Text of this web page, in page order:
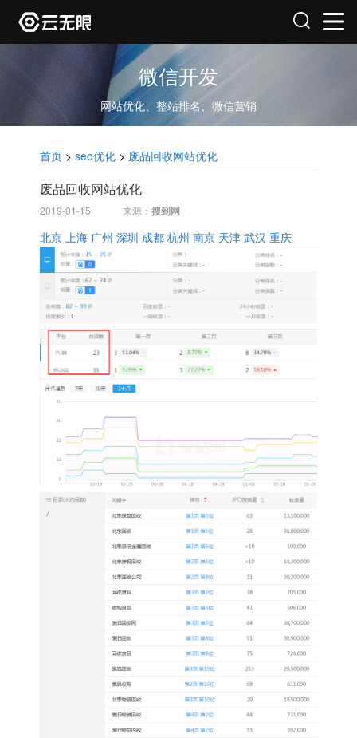
微信开发
网站优化、整站排名、微信营销
首页 > seo优化 > 废品回收网站优化
废品回收网站优化
2019-01-15 来源： 搜到网
北京 上海 广州 深圳 成都 杭州 南京 天津 武汉 重庆